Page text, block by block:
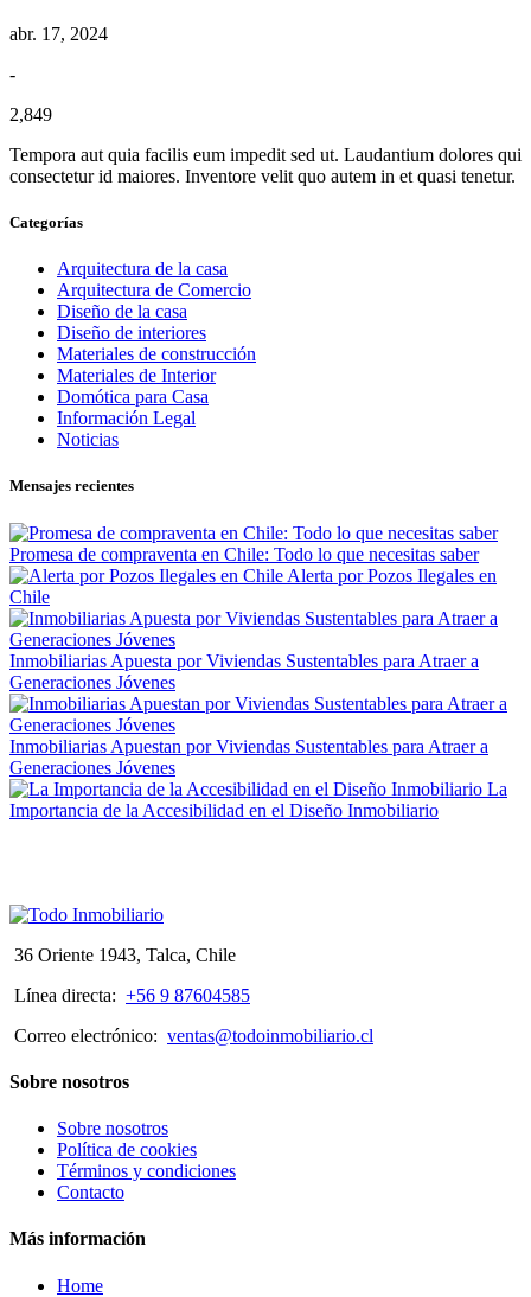
abr. 17, 2024
-
2,849
Tempora aut quia facilis eum impedit sed ut. Laudantium dolores qui
consectetur id maiores. Inventore velit quo autem in et quasi tenetur.
Categorías
Arquitectura de la casa
Arquitectura de Comercio
Diseño de la casa
Diseño de interiores
Materiales de construcción
Materiales de Interior
Domótica para Casa
Información Legal
Noticias
Mensajes recientes
Promesa de compraventa en Chile: Todo lo que necesitas saber
Alerta por Pozos Ilegales en
Chile
Inmobiliarias Apuesta por Viviendas Sustentables para Atraer a
Generaciones Jóvenes
Inmobiliarias Apuestan por Viviendas Sustentables para Atraer a
Generaciones Jóvenes
La
Importancia de la Accesibilidad en el Diseño Inmobiliario
36 Oriente 1943, Talca, Chile
Línea directa: +56 9 87604585
Correo electrónico: ventas@todoinmobiliario.cl
Sobre nosotros
Sobre nosotros
Política de cookies
Términos y condiciones
Contacto
Más información
Home